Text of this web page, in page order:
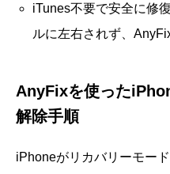
iTunes不要で安全に修
ルに左右されず、
AnyFixを使った
解除手順
iPhoneがリカバリーモー